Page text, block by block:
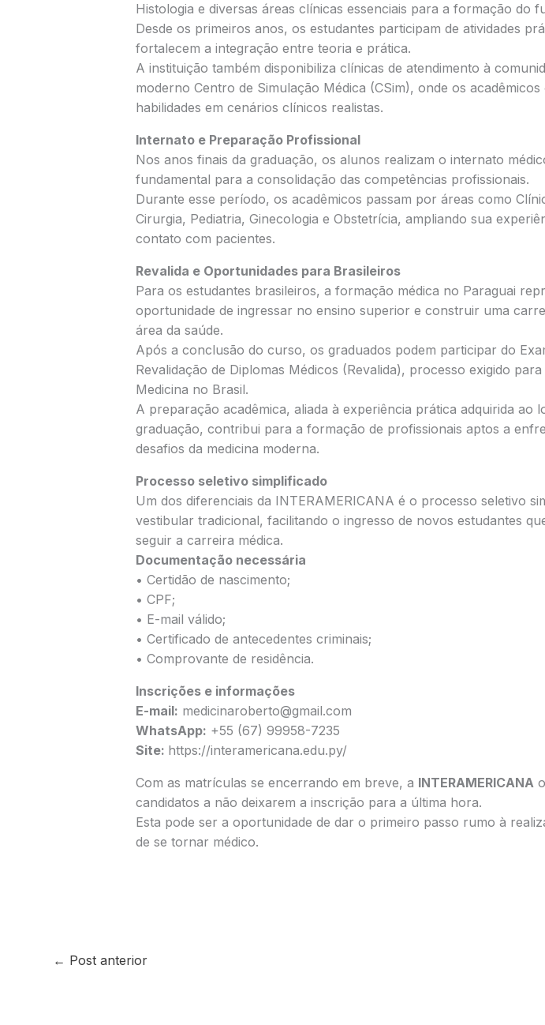
Histologia e diversas áreas clínicas essenciais para a formação do
Desde os primeiros anos, os estudantes participam de atividades
fortalecem a integração entre teoria e prática.
A instituição também disponibiliza clínicas de atendimento à
moderno Centro de Simulação Médica (CSim), onde os acadêmicos
habilidades em cenários clínicos realistas.
Internato e Preparação Profissional
Nos anos finais da graduação, os alunos realizam o internato
fundamental para a consolidação das competências profissionais.
Durante esse período, os acadêmicos passam por áreas como
Cirurgia, Pediatria, Ginecologia e Obstetrícia, ampliando sua
contato com pacientes.
Revalida e Oportunidades para Brasileiros
Para os estudantes brasileiros, a formação médica no Paraguai
oportunidade de ingressar no ensino superior e construir uma
área da saúde.
Após a conclusão do curso, os graduados podem participar do
Revalidação de Diplomas Médicos (Revalida), processo exigido
Medicina no Brasil.
A preparação acadêmica, aliada à experiência prática adquirida ao
graduação, contribui para a formação de profissionais aptos a
desafios da medicina moderna.
Processo seletivo simplificado
Um dos diferenciais da INTERAMERICANA é o processo seletivo
vestibular tradicional, facilitando o ingresso de novos estudantes
seguir a carreira médica.
Documentação necessária
• Certidão de nascimento;
• CPF;
• E-mail válido;
• Certificado de antecedentes criminais;
• Comprovante de residência.
Inscrições e informações
E-mail: medicinaroberto@gmail.com
WhatsApp: +55 (67) 99958-7235
Site: https://interamericana.edu.py/
Com as matrículas se encerrando em breve, a INTERAMERICANA
candidatos a não deixarem a inscrição para a última hora.
Esta pode ser a oportunidade de dar o primeiro passo rumo à
de se tornar médico.
← Post anterior